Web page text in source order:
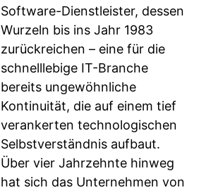
Software-Dienstleister, dessen
Wurzeln bis ins Jahr 1983
zurückreichen – eine für die
schnelllebige IT-Branche
bereits ungewöhnliche
Kontinuität, die auf einem tief
verankerten technologischen
Selbstverständnis aufbaut.
Über vier Jahrzehnte hinweg
hat sich das Unternehmen von